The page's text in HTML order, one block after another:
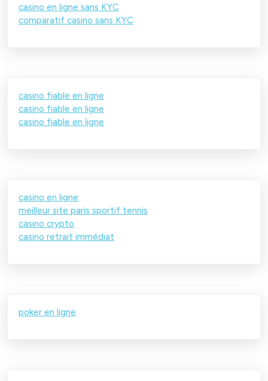
casino en ligne sans KYC
comparatif casino sans KYC
casino fiable en ligne
casino fiable en ligne
casino fiable en ligne
casino en ligne
meilleur site paris sportif tennis
casino crypto
casino retrait immédiat
poker en ligne